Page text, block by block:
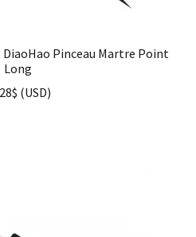
Pinceau Martre Point
Long
$ (USD)